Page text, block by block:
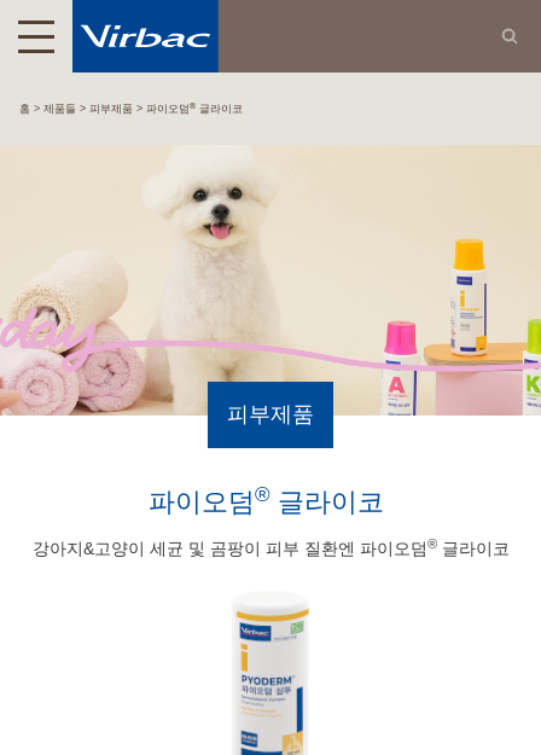
홈 제품들 피부제품 파이오덤® 글라이코
피부제품
파이오덤®글라이코
강아지&고양이 세균 및 곰팡이 피부 질환엔 파이오덤®글라이코